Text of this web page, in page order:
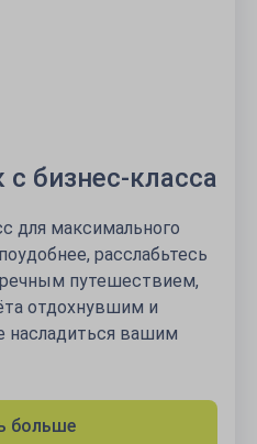
с бизнес-класса
для максимального
расслабьтесь
путешествием,
отдохнувшим и
насладиться вашим
больше